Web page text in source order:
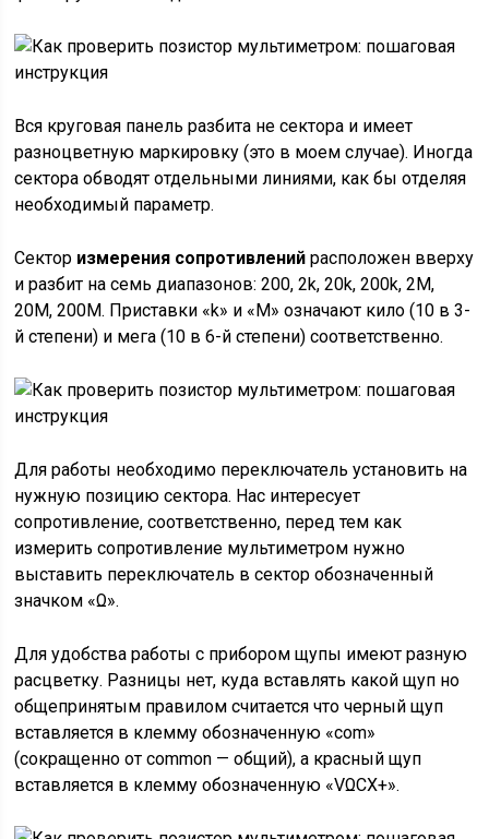
Вся круговая панель разбита не сектора и имеет
разноцветную маркировку (это в моем случае). Иногда
сектора обводят отдельными линиями, как бы отделяя
необходимый параметр.
Сектор измерения сопротивлений расположен вверху
и разбит на семь диапазонов: 200, 2k, 20k, 200k, 2M,
20M, 200M. Приставки «k» и «M» означают кило (10 в 3-
й степени) и мега (10 в 6-й степени) соответственно.
Для работы необходимо переключатель установить на
нужную позицию сектора. Нас интересует
сопротивление, соответственно, перед тем как
измерить сопротивление мультиметром нужно
выставить переключатель в сектор обозначенный
значком «Ω».
Для удобства работы с прибором щупы имеют разную
расцветку. Разницы нет, куда вставлять какой щуп но
общепринятым правилом считается что черный щуп
вставляется в клемму обозначенную «com»
(сокращенно от common — общий), а красный щуп
вставляется в клемму обозначенную «VΩCX+».